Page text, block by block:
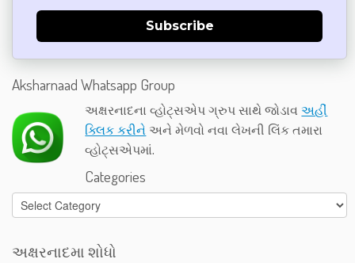
Subscribe
Aksharnaad Whatsapp Group
અક્ષરનાદના વ્હોટ્સએપ ગ્રુપ સાથે જોડાવઅહીં
ક્લિક કરીને અને મેળવો નવા લેખની લિંક તમારા
વ્હોટ્સએપમાં.
Categories
Categories
અક્ષરનાદમા શોધો